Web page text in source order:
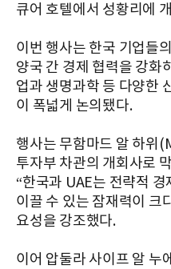
큐어 호텔에서 성황리에
이번 행사는 한국 기업들
양국 간 경제 협력을 강화
업과 생명과학 등 다양한
이 폭넓게 논의됐다.
행사는 무함마드 알 하
투자부 차관의 개회사로
“한국과 UAE는 전략적
이끌 수 있는 잠재력이 크
요성을 강조했다.
이어 압둘라 사이프 알